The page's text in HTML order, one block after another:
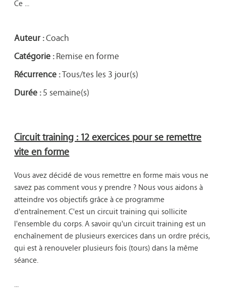
Ce ...
Auteur :Coach
Catégorie :Remise en forme
Récurrence :Tous/tes les 3 jour(s)
Durée :5 semaine(s)
Circuit training : 12 exercices pour se remettre
vite en forme
Vous avez décidé de vous remettre en forme mais vous ne
savez pas comment vous y prendre ? Nous vous aidons à
atteindre vos objectifs grâce à ce programme
d'entraînement. C'est un circuit training qui sollicite
l'ensemble du corps. A savoir qu'un circuit training est un
enchaînement de plusieurs exercices dans un ordre précis,
qui est à renouveler plusieurs fois (tours) dans la même
séance.
...